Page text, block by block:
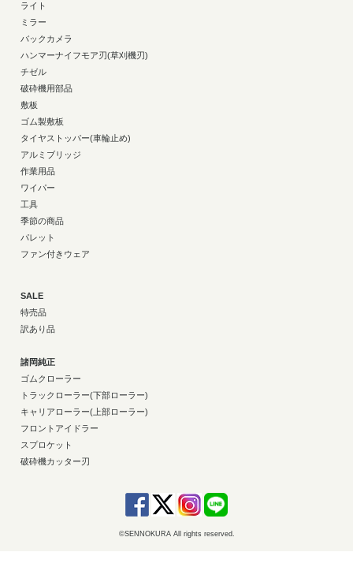
ライト
ミラー
バックカメラ
ハンマーナイフモア刃(草刈機刃)
チゼル
破砕機用部品
敷板
ゴム製敷板
タイヤストッパー(車輪止め)
アルミブリッジ
作業用品
ワイパー
工具
季節の商品
パレット
ファン付きウェア
SALE
特売品
訳あり品
諸岡純正
ゴムクローラー
トラックローラー(下部ローラー)
キャリアローラー(上部ローラー)
フロントアイドラー
スプロケット
破砕機カッター刃
©SENNOKURA All rights reserved.